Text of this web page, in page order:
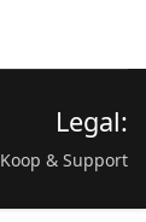
Legal:
Koop & Support